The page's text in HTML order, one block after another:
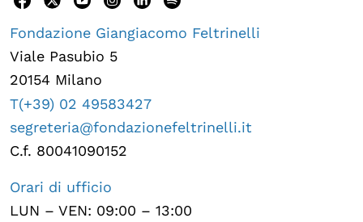
Fondazione Giangiacomo Feltrinelli
Viale Pasubio 5
20154 Milano
T(+39) 02 49583427
segreteria@fondazionefeltrinelli.it
C.f. 80041090152
Orari di ufficio
LUN – VEN: 09:00 – 13:00